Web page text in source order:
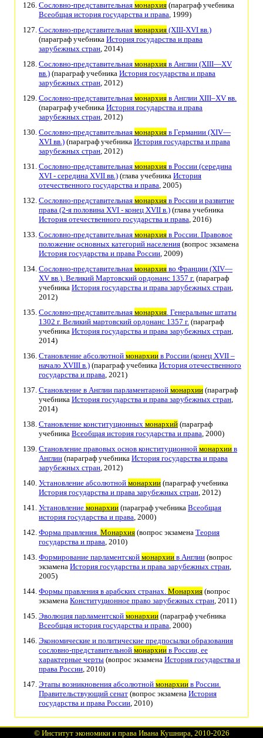
Сословно-представительная монархия (параграф учебника
Всеобщая история государства и права, 1999)
Сословно-представительная монархия (XIII-XVI вв.)
(параграф учебника История государства и права
зарубежных стран, 2014)
Сословно-представительная монархия в Англии (XIII—XV
вв.) (параграф учебника История государства и права
зарубежных стран, 2012)
Сословно-представительная монархия в Англии XIII–XV вв.
(параграф учебника История государства и права
зарубежных стран, 2012)
Сословно-представительная монархия в Германии (XIV—
XVI вв.) (параграф учебника История государства и права
зарубежных стран, 2012)
Сословно-представительная монархия в России (середина
XVI - середина XVII вв.) (глава учебника История
отечественного государства и права, 2005)
Сословно-представительная монархия в России и развитие
права (2-я половина XVI - конец XVII в.) (глава учебника
История отечественного государства и права, 2016)
Сословно-представительная монархия в России. Правовое
положение основных категорий населения (вопрос экзамена
История государства и права России, 2009)
Сословно-представительная монархия во Франции (XIV—
XV вв.). Великий Мартовский ордонанс 1357 г. (параграф
учебника История государства и права зарубежных стран,
2012)
Сословно-представительная монархия. Генеральные штаты
1302 г. Великий мартовский ордонанс 1357 г. (параграф
учебника История государства и права зарубежных стран,
2014)
Становление абсолютной монархии в России (конец XVII –
начало XVIII в.) (параграф учебника История отечественного
государства и права, 2021)
Становление в Англии парламентарной монархии (параграф
учебника История государства и права зарубежных стран,
2014)
Становление конституционных монархий (параграф
учебника Всеобщая история государства и права, 2000)
Становление правовых основ конституционной монархии в
Англии (параграф учебника История государства и права
зарубежных стран, 2012)
Установление абсолютной монархии (параграф учебника
История государства и права зарубежных стран, 2012)
Установление монархии (параграф учебника Всеобщая
история государства и права, 2000)
Форма правления. Монархия (вопрос экзамена Теория
государства и права, 2010)
Формирование парламентской монархии в Англии (вопрос
экзамена История государства и права зарубежных стран,
2005)
Формы правления в арабских странах. Монархия (вопрос
экзамена Конституционное право зарубежных стран, 2011)
Эволюция парламентской монархии (параграф учебника
Всеобщая история государства и права, 2000)
Экономические и политические предпосылки образования
сословно-представительной монархии в России, ее
характерные черты (вопрос экзамена История государства и
права России, 2010)
Этапы возникновения абсолютной монархии в России.
Правительствующий сенат (вопрос экзамена История
государства и права России, 2010)
© Институт экономики и права Ивана Кушнира, 2010-2026